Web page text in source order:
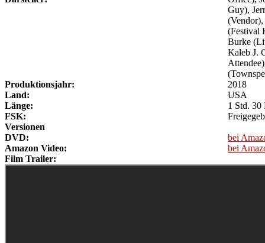
Guy),
(Festival
Burke
Kaleb J.
Produktionsjahr:
2018
Land:
USA
Länge:
1 Std. 30
FSK:
Versionen
DVD:
bei
Amazon Video:
bei
Film Trailer: